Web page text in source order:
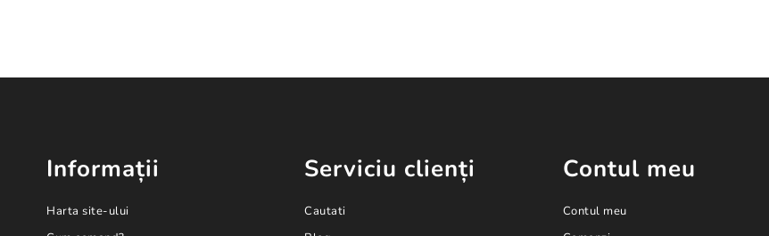
Informații
Harta site-ului
Serviciu clienți
Cautati
Contul meu
Contul meu